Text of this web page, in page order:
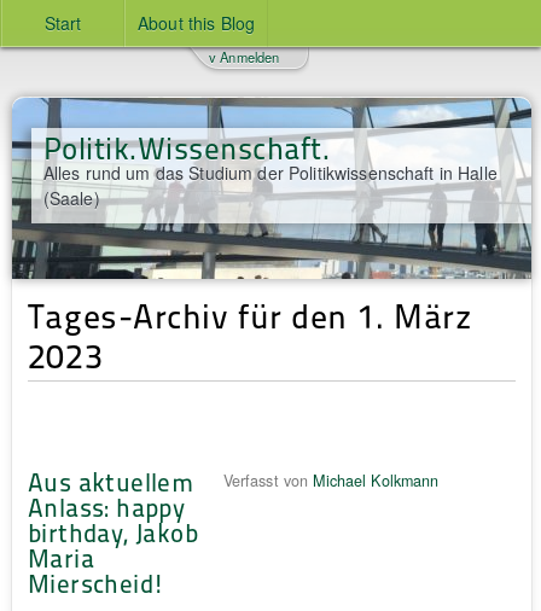
Start About this Blog
Politik.Wissenschaft.
Alles rund um das Studium der Politikwissenschaft in Halle
(Saale)
v Anmelden
Tages-Archiv für den 1. März
2023
Aus aktuellem
Anlass: happy
birthday, Jakob
Maria
Mierscheid!
Verfasst von Michael Kolkmann